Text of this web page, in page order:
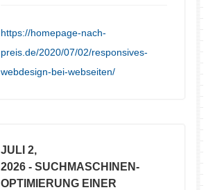
https://homepage-nach-
preis.de/2020/07/02/responsives-
webdesign-bei-webseiten/
JULI 2,
2026 - SUCHMASCHINEN-
OPTIMIERUNG EINER